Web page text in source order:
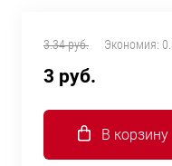
3.34 руб. Экономия:
3 руб.
В корзину